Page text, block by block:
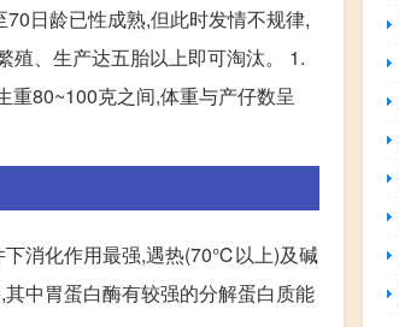
日龄已性成熟,但此时发情不规律,
殖、生产达五胎以上即可淘汰。 1.
重80~100克之间,体重与产仔数呈
下消化作用最强,遇热(70℃以上)及碱
中胃蛋白酶有较强的分解蛋白质能